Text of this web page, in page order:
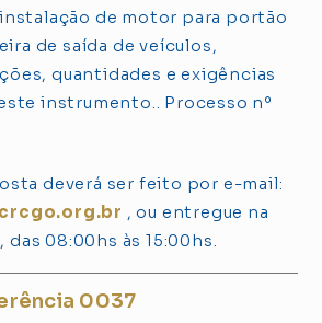
de motor para portão
de saída de veículos,
quantidades e exigências
instrumento.. Processo nº
deverá ser feito por e-mail:
, ou entregue na
das 08:00hs às 15:00hs.
0037